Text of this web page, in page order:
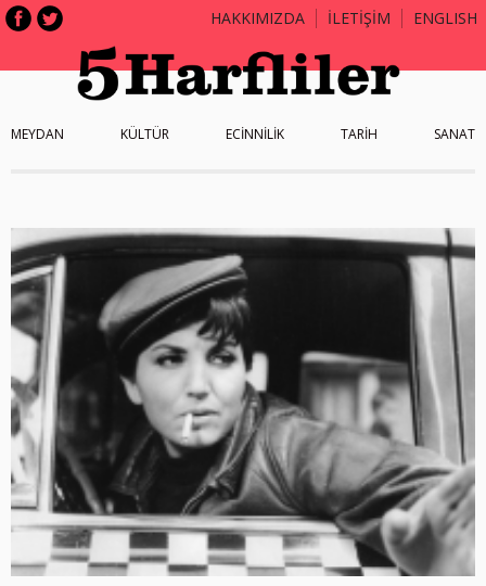
HAKKIMIZDA İLETİŞİM ENGLISH
MEYDAN KÜLTÜR ECİNNİLİK TARİH SANAT